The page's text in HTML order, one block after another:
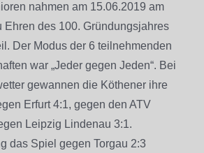
nahmen am 15.06.2019 am
Ehren des 100. Gründungsjahres
Der Modus der 6 teilnehmenden
war „Jeder gegen Jeden“. Bei
gewannen die Köthener ihre
Erfurt 4:1, gegen den ATV
Leipzig Lindenau 3:1.
das Spiel gegen Torgau 2:3